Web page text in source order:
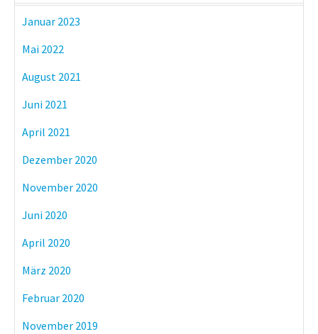
Januar 2023
Mai 2022
August 2021
Juni 2021
April 2021
Dezember 2020
November 2020
Juni 2020
April 2020
März 2020
Februar 2020
November 2019